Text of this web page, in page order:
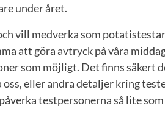
under året.
vill medverka som
att göra avtryck på våra
som möjligt. Det finns säkert
eller andra detaljer kring
testpersonerna så lite